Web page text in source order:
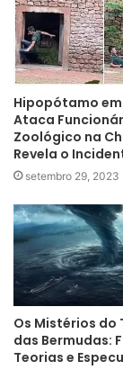
Hipopótamo em
Ataca
Zoológico na
Revela o
setembro 29, 2023
Os Mistérios do
das Bermudas:
Teorias e